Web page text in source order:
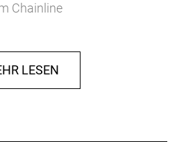
Chainline
RD-M6100 SGS,
LESEN